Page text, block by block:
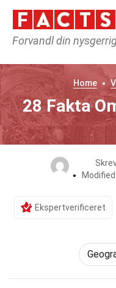
Forvandl din
Home
28 Fakta
Ekspertverificeret